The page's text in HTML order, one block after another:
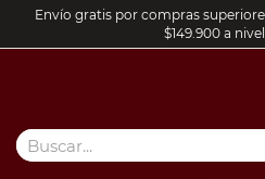
Envío gratis por compras
$149.900 a